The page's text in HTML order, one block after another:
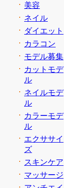
美容
ネイル
ダイエット
カラコン
モデル募集
カットモデ
ル
ネイルモデ
ル
カラーモデ
ル
エクササイ
ズ
スキンケア
マッサージ